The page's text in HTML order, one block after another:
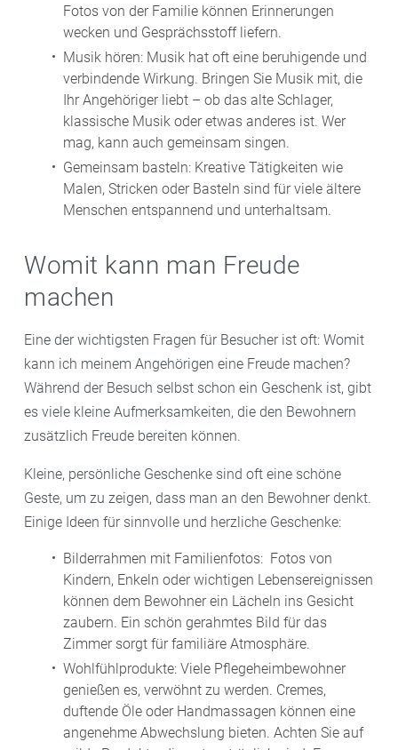
Fotos von der Familie können Erinnerungen
wecken und Gesprächsstoff liefern.
Musik hören: Musik hat oft eine beruhigende und
verbindende Wirkung. Bringen Sie Musik mit, die
Ihr Angehöriger liebt – ob das alte Schlager,
klassische Musik oder etwas anderes ist. Wer
mag, kann auch gemeinsam singen.
Gemeinsam basteln: Kreative Tätigkeiten wie
Malen, Stricken oder Basteln sind für viele ältere
Menschen entspannend und unterhaltsam.
Womit kann man Freude
machen
Eine der wichtigsten Fragen für Besucher ist oft: Womit
kann ich meinem Angehörigen eine Freude machen?
Während der Besuch selbst schon ein Geschenk ist, gibt
es viele kleine Aufmerksamkeiten, die den Bewohnern
zusätzlich Freude bereiten können.
Kleine, persönliche Geschenke sind oft eine schöne
Geste, um zu zeigen, dass man an den Bewohner denkt.
Einige Ideen für sinnvolle und herzliche Geschenke:
Bilderrahmen mit Familienfotos: Fotos von
Kindern, Enkeln oder wichtigen Lebensereignissen
können dem Bewohner ein Lächeln ins Gesicht
zaubern. Ein schön gerahmtes Bild für das
Zimmer sorgt für familiäre Atmosphäre.
Wohlfühlprodukte: Viele Pflegeheimbewohner
genießen es, verwöhnt zu werden. Cremes,
duftende Öle oder Handmassagen können eine
angenehme Abwechslung bieten. Achten Sie auf